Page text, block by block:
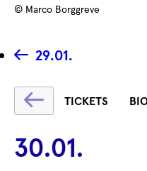
© Marco Borggreve
29.01.
Text
wird
geladen
...
TICKETS
30.01.